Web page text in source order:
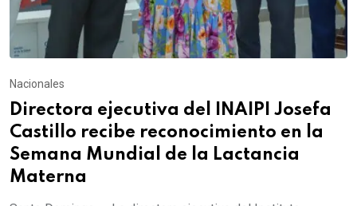
Nacionales
Directora ejecutiva del INAIPI Josefa
Castillo recibe reconocimiento en la
Semana Mundial de la Lactancia
Materna